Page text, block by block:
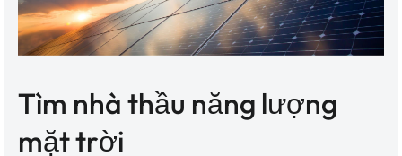
Tìm nhà thầu năng lượng
mặt trời